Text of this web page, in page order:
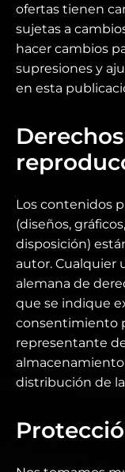
ofertas tienen
sujetas a
hacer cambios
supresiones y
en esta
Los contenidos
(diseños,
disposición)
autor. Cualquier
alemana de
que se indique
consentimiento
representante
distribución de